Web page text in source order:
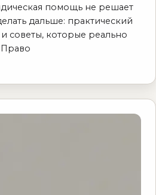
помощь не решает
дальше: практический
советы, которые реально
Право